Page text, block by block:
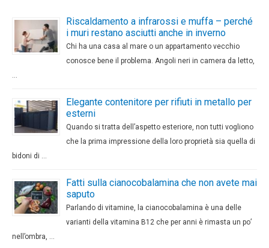
Riscaldamento a infrarossi e muffa – perché
i muri restano asciutti anche in inverno
Chi ha una casa al mare o un appartamento vecchio
conosce bene il problema. Angoli neri in camera da letto,
Elegante contenitore per rifiuti in metallo per
esterni
Quando si tratta dell’aspetto esteriore, non tutti vogliono
che la prima impressione della loro proprietà sia quella di
bidoni di …
Fatti sulla cianocobalamina che non avete mai
saputo
Parlando di vitamine, la cianocobalamina è una delle
varianti della vitamina B12 che per anni è rimasta un po’
nell’ombra, …